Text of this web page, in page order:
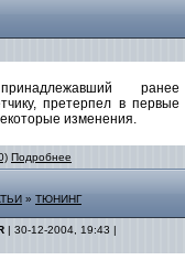
ранее
претерпел в первые
изменения.
Подробнее
» ТЮНИНГ
| 30-12-2004, 19:43 |